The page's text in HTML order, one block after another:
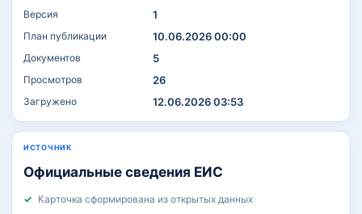
Версия 1
План публикации 10.06.2026 00:00
Документов 5
Просмотров 26
Загружено 12.06.2026 03:53
ИСТОЧНИК
Официальные сведения ЕИС
Карточка сформирована из открытых данных